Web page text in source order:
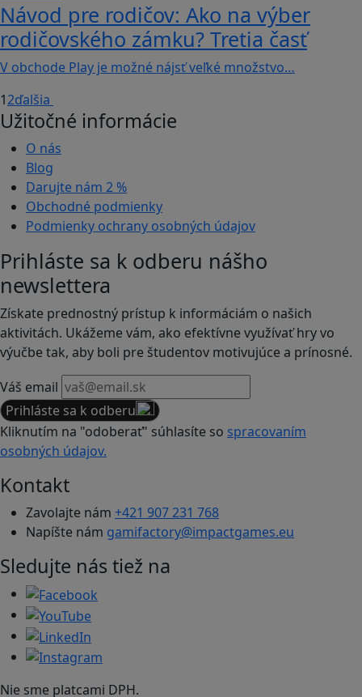
Návod pre rodičov: Ako na výber
rodičovského zámku? Tretia časť
V obchode Play je možné nájsť veľké množstvo…
12ďalšia
Užitočné informácie
O nás
Blog
Darujte nám 2 %
Obchodné podmienky
Podmienky ochrany osobných údajov
Prihláste sa k odberu nášho
newslettera
Získate prednostný prístup k informáciám o našich
aktivitách. Ukážeme vám, ako efektívne využívať hry vo
výučbe tak, aby boli pre študentov motivujúce a prínosné.
Váš email
Prihláste sa k odberu
Kliknutím na "odoberať" súhlasíte so spracovaním
osobných údajov.
Kontakt
Zavolajte nám +421 907 231 768
Napíšte nám gamifactory@impactgames.eu
Sledujte nás tiež na
Nie sme platcami DPH.